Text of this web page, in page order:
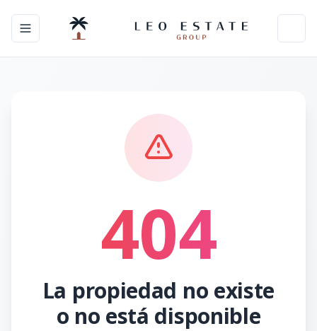
Toggle navigation menu
404
La propiedad no existe
o no está disponible